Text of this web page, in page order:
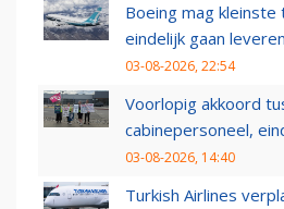
Boeing mag kleinste
eindelijk gaan leveren
03-08-2026, 22:54
Voorlopig akkoord
cabinepersoneel,
03-08-2026, 14:40
Turkish Airlines